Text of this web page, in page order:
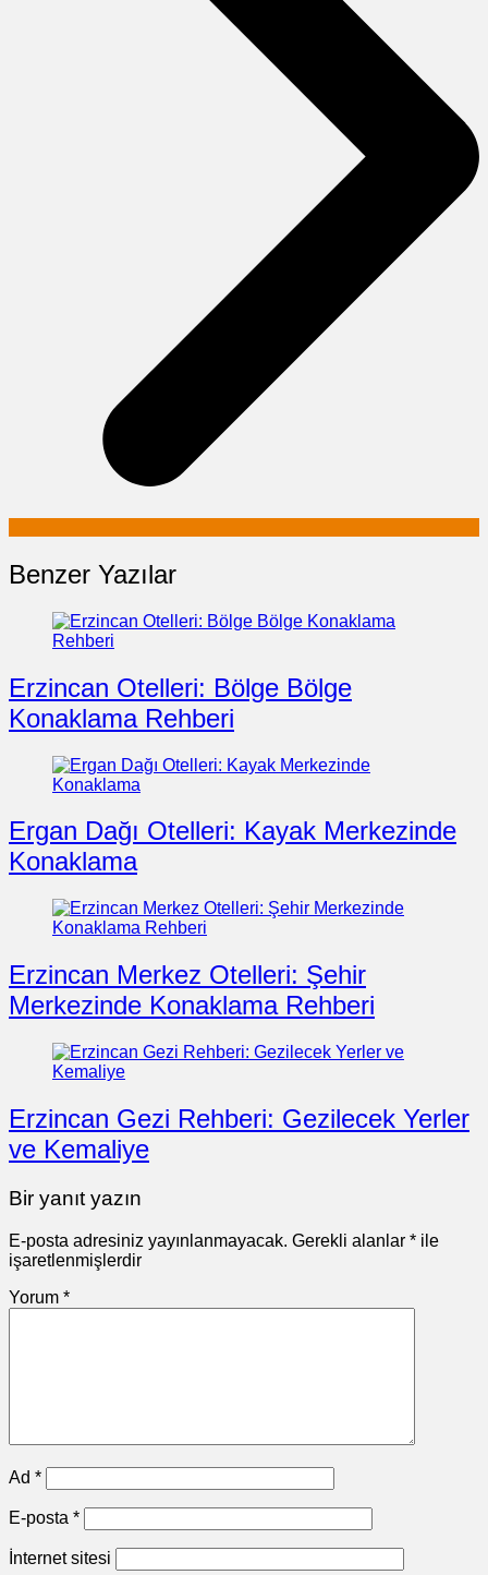
Benzer Yazılar
Erzincan Otelleri: Bölge Bölge
Konaklama Rehberi
Ergan Dağı Otelleri: Kayak Merkezinde
Konaklama
Erzincan Merkez Otelleri: Şehir
Merkezinde Konaklama Rehberi
Erzincan Gezi Rehberi: Gezilecek Yerler
ve Kemaliye
Bir yanıt yazın
E-posta adresiniz yayınlanmayacak. Gerekli alanlar * ile
işaretlenmişlerdir
Yorum *
Ad *
E-posta *
İnternet sitesi